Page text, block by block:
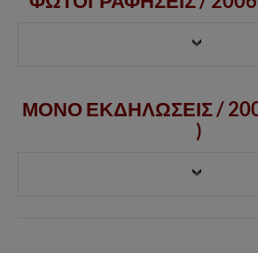
ΜΟΝΟ ΕΚΔΗΛΩΣΕΙΣ /
)